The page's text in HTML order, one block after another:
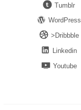
Tumblr
WordPress
>Dribbble
Linkedin
Youtube